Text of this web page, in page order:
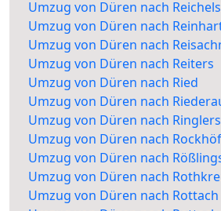
Umzug von Düren nach
Umzug von Düren nach
Umzug von Düren nach
Umzug von Düren nach Reiters
Umzug von Düren nach Ried
Umzug von Düren nach
Umzug von Düren nach Ringlers
Umzug von Düren nach
Umzug von Düren nach
Umzug von Düren nach
Umzug von Düren nach Rottach